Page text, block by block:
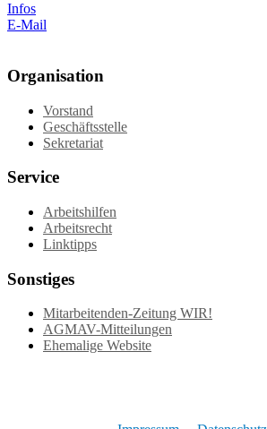
Infos
E-Mail
Organisation
Vorstand
Geschäftsstelle
Sekretariat
Service
Arbeitshilfen
Arbeitsrecht
Linktipps
Sonstiges
Mitarbeitenden-Zeitung WIR!
AGMAV-Mitteilungen
Ehemalige Website